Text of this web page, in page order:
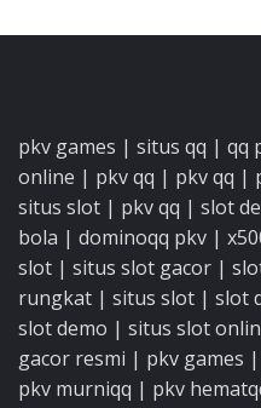
pkv games | situs qq | qq
online | pkv qq | pkv qq |
situs slot | pkv qq | slot
bola | dominoqq pkv |
slot | situs slot gacor |
rungkat | situs slot | slot
slot demo | situs slot
gacor resmi | pkv games |
pkv murniqq | pkv